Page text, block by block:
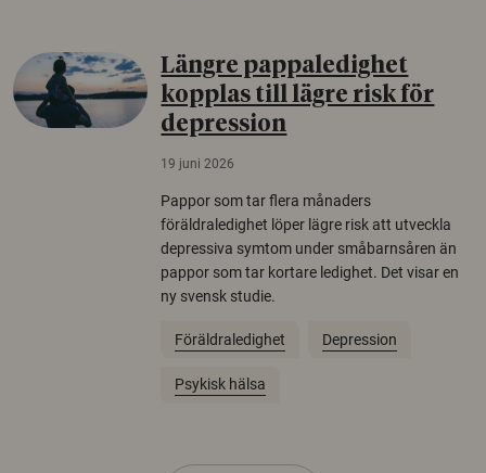
Längre pappaledighet
kopplas till lägre risk för
depression
19 juni 2026
Pappor som tar flera månaders
föräldraledighet löper lägre risk att utveckla
depressiva symtom under småbarnsåren än
pappor som tar kortare ledighet. Det visar en
ny svensk studie.
Föräldraledighet Depression
Psykisk hälsa